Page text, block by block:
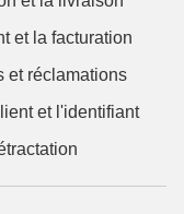
et la facturation
et réclamations
et l'identifiant